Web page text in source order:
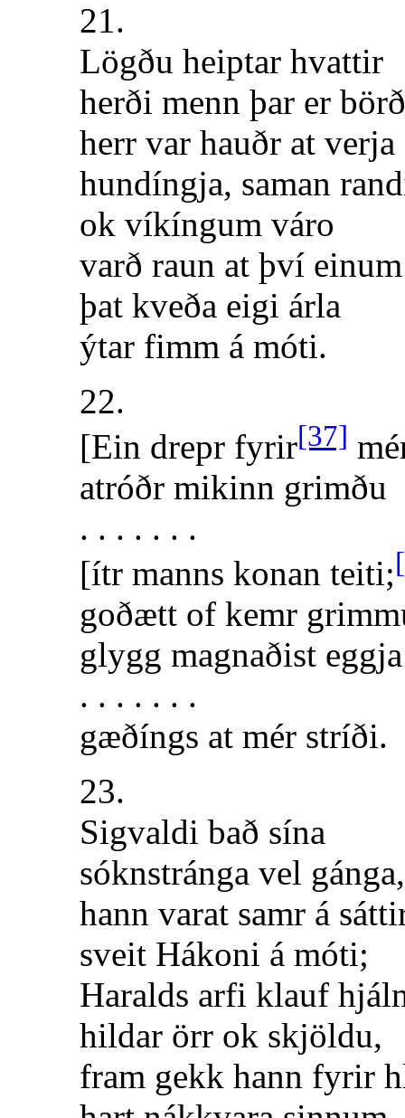
21.
Lögðu heiptar hvattir
herði menn þar er
herr var hauðr at verja
hundíngja, saman
ok víkíngum váro
varð raun at því einum
þat kveða eigi árla
ýtar fimm á móti.
22.
[Ein drepr fyrir[37]
atróðr mikinn grimðu
. . . . . . .
[ítr manns konan teiti;
goðætt of kemr
glygg magnaðist eggja
. . . . . . .
gæðíngs at mér stríði.
23.
Sigvaldi bað sína
sóknstránga vel gánga,
hann varat samr á
sveit Hákoni á móti;
Haralds arfi klauf
hildar örr ok skjöldu,
fram gekk hann fyrir